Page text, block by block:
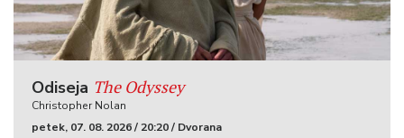
Odiseja The Odyssey
Christopher Nolan
petek, 07. 08. 2026 / 20:20 / Dvorana